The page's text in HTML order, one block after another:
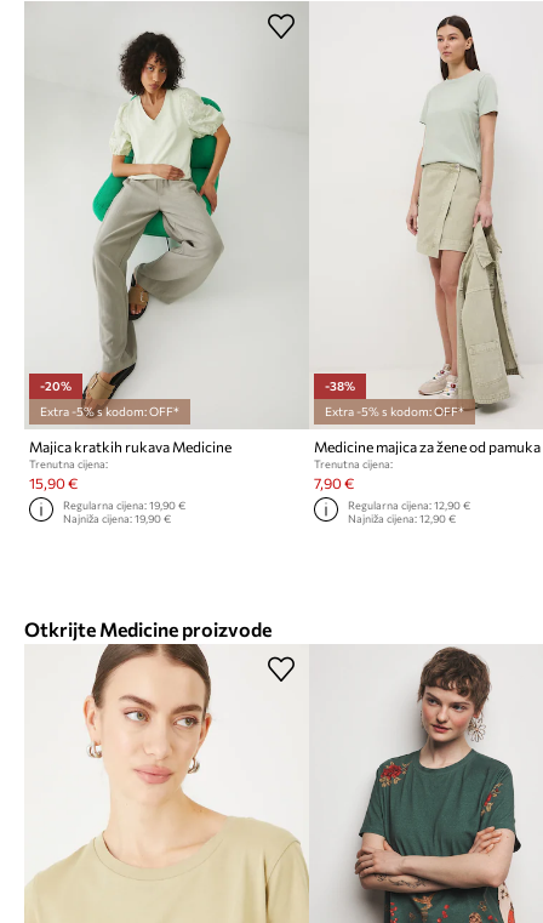
-20%
Extra -5% s kodom: OFF*
Majica kratkih rukava Medicine
Trenutna cijena:
15,90 €
Regularna cijena:19,90 €
Najniža cijena:19,90 €
-38%
Extra -5% s kodom: OFF*
Medicine majica za žene od pamuka
Trenutna cijena:
7,90 €
Regularna cijena: 12,90 €
Najniža cijena: 12,90 €
Otkrijte Medicine proizvode